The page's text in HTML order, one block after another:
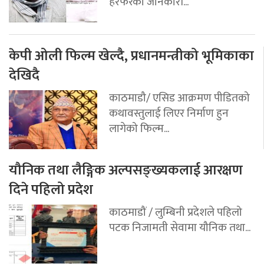
केपी ओली फिल्म खेल्दै, प्रधानमन्त्रीको भूमिकाका
देखिदै
काठमाडौ/ एसिड आक्रमण पीडितको
कथावस्तुलाई लिएर निर्माण हुन
लागेको फिल्म...
यौनिक तथा लैङ्गिक अल्पसङ्ख्यकलाई आरक्षण
दिने पहिलो प्रदेश
काठमाडौं / लुम्बिनी प्रदेशले पहिलो
पटक निजामती सेवामा यौनिक तथा...